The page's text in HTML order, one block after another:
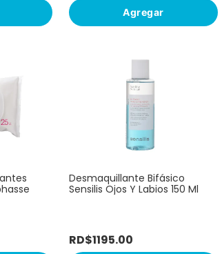
Agregar
Desmaquillante Bifásico
Sensilis Ojos Y Labios 150 Ml
RD$1195.00